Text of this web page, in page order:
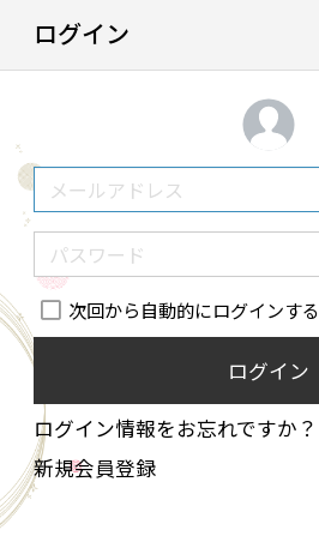
ログイン
次回から自動的にログインする
ログイン
ログイン情報をお忘れですか？
新規会員登録